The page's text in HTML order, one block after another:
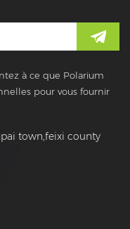
à ce que Polarium
pour vous fournir
town,feixi county